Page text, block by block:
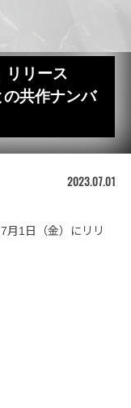
リリース
共作ナンバ
2023.07.01
月1日（金）にリリ